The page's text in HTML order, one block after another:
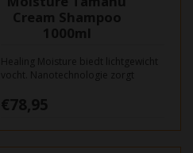
Cream Shampoo
1000ml
Healing Moisture biedt lichtgewicht
vocht. Nanotechnologie zorgt
ingrediënten diep in het haar
binnendringen. De L’ANZA Healing
verzegelt het vocht voor langdurige
€78,95